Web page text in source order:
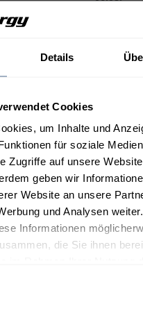
Details
Cookies
um Inhalte und
für soziale
Zugriffe auf unsere
geben wir
Website an unsere
und Analysen
Informationen
die Sie ihnen
153,40 €
152,41 €
152,41 €
nach Ö-Norm C
und Lieferung bei einer
Tiefststände